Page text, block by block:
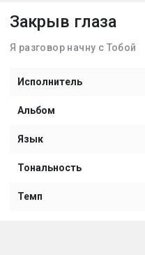
Закрыв глаза
Я разговор начну с Тобой
Исполнитель
Альбом
Язык
Тональность
Темп